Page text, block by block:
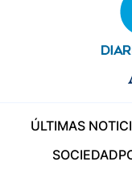
ÚLTIMAS
SOCIEDAD